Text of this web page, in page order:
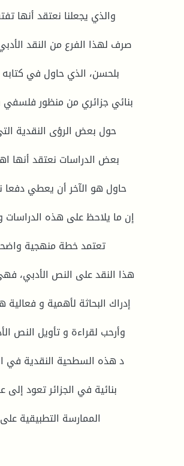
والذي يجعلنا نعتقد أنها
بلحسن، الذي حاول في
بنائي جزائري من منظور فلسفي
حول بعض الرؤى النقدية
بعض الدراسات نعتقد أنها
حاول هو الآخر أن يعطي دفعا
إن ما يلاحظ على هذه الدراسات و
تعتمد خطة منهجية
هذا النقد على النص الأدبي،
إدراك البحاثة لأهمية و
وأرحب لقراءة و تأويل النص
بنائية في الجزائر تعود
الممارسة التطبيقية